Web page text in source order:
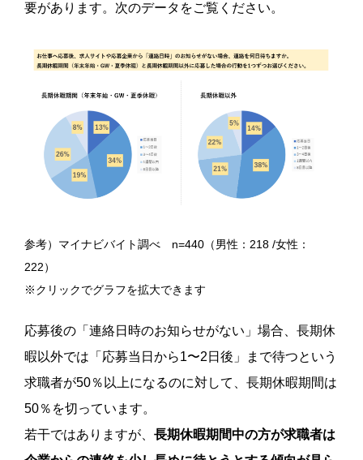
要があります。次のデータをご覧ください。
参考）マイナビバイト調べ n=440（男性：218 /女性：
222）
※クリックでグラフを拡大できます
応募後の「連絡日時のお知らせがない」場合、長期休
暇以外では「応募当日から1〜2日後」まで待つという
求職者が50％以上になるのに対して、長期休暇期間は
50％を切っています。
若干ではありますが、 長期休暇期間中の方が求職者は